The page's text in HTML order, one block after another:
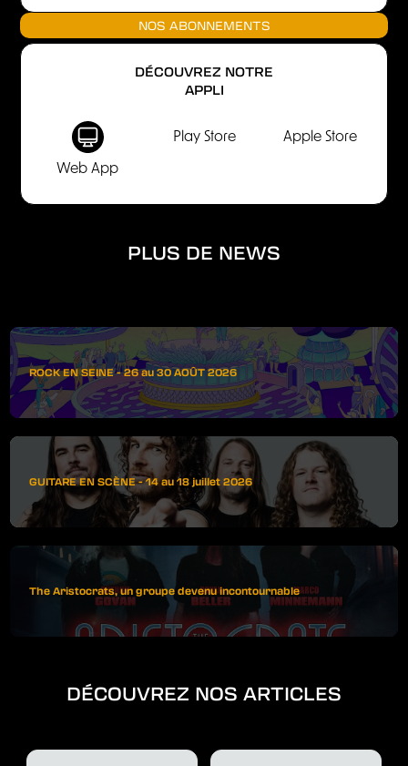
NOS ABONNEMENTS
DÉCOUVREZ NOTRE
APPLI
Web App
Play Store Apple Store
PLUS DE NEWS
ROCK EN SEINE - 26 au 30 AOÛT 2026
GUITARE EN SCÈNE - 14 au 18 juillet 2026
The Aristocrats, un groupe devenu incontournable
DÉCOUVREZ NOS ARTICLES